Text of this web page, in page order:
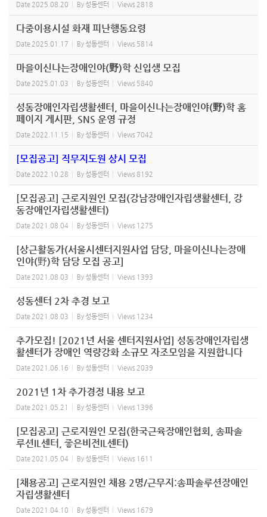
Date 2025.08.20 By성동센터 Views 2818
다중이용시설 화재 피난행동요령
Date 2025.01.17 By성동센터 Views 5814
마을이신나는장애인야(野)학 신입생 모집
Date 2025.01.03 By성동센터 Views 5840
성동장애인자립생활센터, 마을이신나는장애인야(野)학 홈
페이지 게시판, SNS 운영 규정
Date 2022.11.15 By성동센터 Views 7042
[모집공고] 직무지도원 상시 모집
Date 2022.10.28 By성동센터 Views 8192
[모집공고] 근로지원인 모집(강남장애인자립생활센터, 강
동장애인자립생활센터)
Date 2021.08.04 By성동센터 Views 1275
[상근활동가(서울시센터지원사업 담당, 마을이신나는장애
인야(野)학 담당 모집 공고]
Date 2021.08.03 By성동센터 Views 1393
성동센터 2차 추경 보고
Date 2021.08.03 By성동센터 Views 1234
추가모집! [2021년 서울 센터지원사업] 성동장애인자립생
활센터가 장애인 역량강화 소규모 자조모임을 지원합니다
Date 2021.06.16 By성동센터 Views 2039
2021년 1차 추가경정 내용 보고
Date 2021.05.21 By성동센터 Views 1396
[모집공고] 근로지원인 모집(한국근육장애인협회, 송파솔
루션IL센터, 좋은비전IL센터)
Date 2021.05.04 By성동센터 Views 1611
[채용공고] 근로지원인 채용 2명/근무지:송파솔루션장애인
자립생활센터
Date 2021.04.10 By성동센터 Views 1679